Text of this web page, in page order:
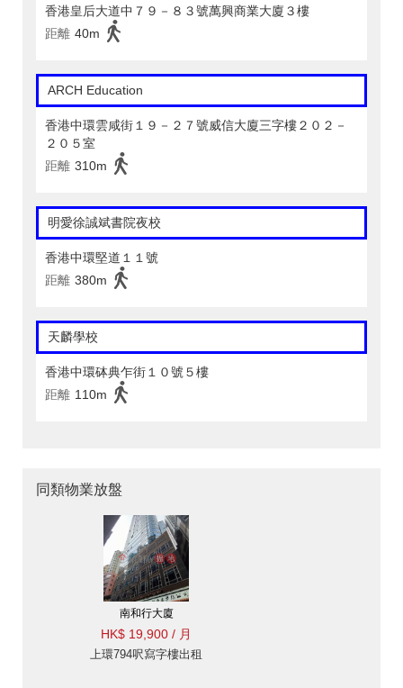
香港皇后大道中７９－８３號萬興商業大廈３樓
距離 40m
ARCH Education
香港中環雲咸街１９－２７號威信大廈三字樓２０２－
２０５室
距離 310m
明愛徐誠斌書院夜校
香港中環堅道１１號
距離 380m
天麟學校
香港中環砵典乍街１０號５樓
距離 110m
同類物業放盤
南和行大廈
HK$ 19,900 / 月
上環794呎寫字樓出租